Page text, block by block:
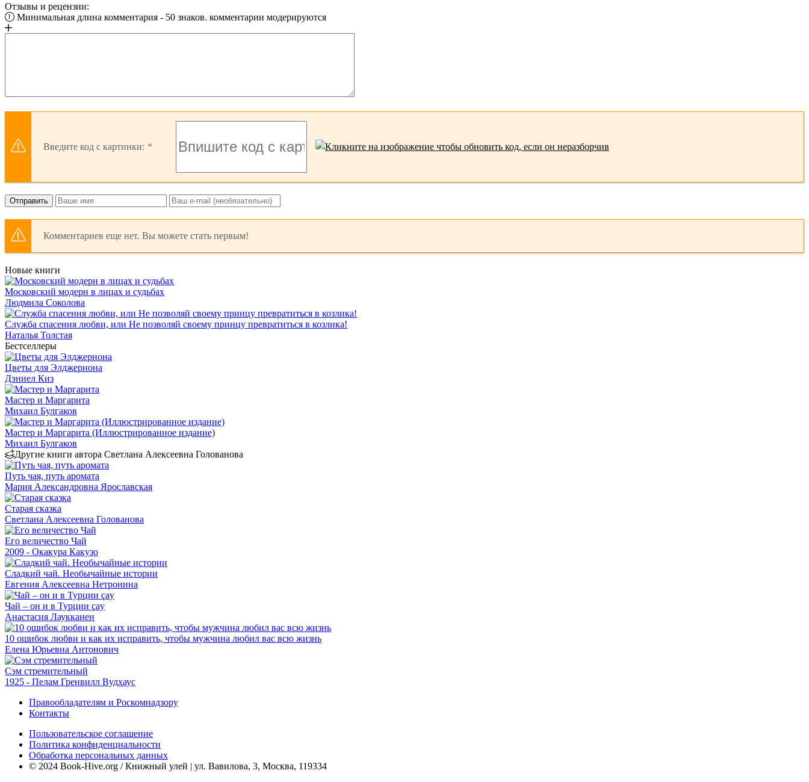
Отзывы и рецензии:
Минимальная длина комментария - 50 знаков. комментарии модерируются
Введите код с картинки:
Отправить
Комментариев еще нет. Вы можете стать первым!
Новые книги
Московский модерн в лицах и судьбах
Людмила Соколова
Служба спасения любви, или Не позволяй своему принцу превратиться в козлика!
Наталья Толстая
Бестселлеры
Цветы для Элджернона
Дэниел Киз
Мастер и Маргарита
Михаил Булгаков
Мастер и Маргарита (Иллюстрированное издание)
Михаил Булгаков
Другие книги автора Светлана Алексеевна Голованова
Путь чая, путь аромата
Мария Александровна Ярославская
Старая сказка
Светлана Алексеевна Голованова
Его величество Чай
2009 - Окакура Какузо
Сладкий чай. Необычайные истории
Евгения Алексеевна Нетронина
Чай – он и в Турции çay
Анастасия Лаукканен
10 ошибок любви и как их исправить, чтобы мужчина любил вас всю жизнь
Елена Юрьевна Антонович
Сэм стремительный
1925 - Пелам Гренвилл Вудхаус
Правообладателям и Роскомнадзору
Контакты
Пользовательское соглашение
Политика конфиденциальности
Обработка персональных данных
© 2024 Book-Hive.org / Книжный улей | ул. Вавилова, 3, Москва, 119334